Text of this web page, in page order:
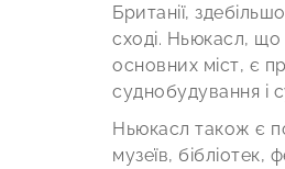
Британії,
сході. Ньюкасл,
основних міст, є
суднобудування і
Ньюкасл також є
музеїв, бібліотек,